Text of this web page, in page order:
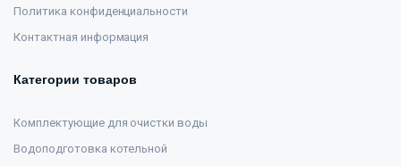
Политика конфиденциальности
Контактная информация
Категории товаров
Комплектующие для очистки воды
Водоподготовка котельной